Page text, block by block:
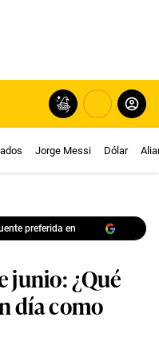
Jorge Messi Dólar
preferida en
junio: ¿Qué
día como